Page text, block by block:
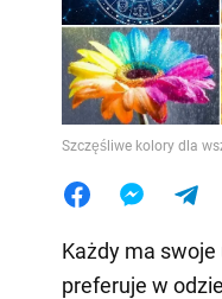
Szczęśliwe kolory dla
Każdy ma
preferuje w